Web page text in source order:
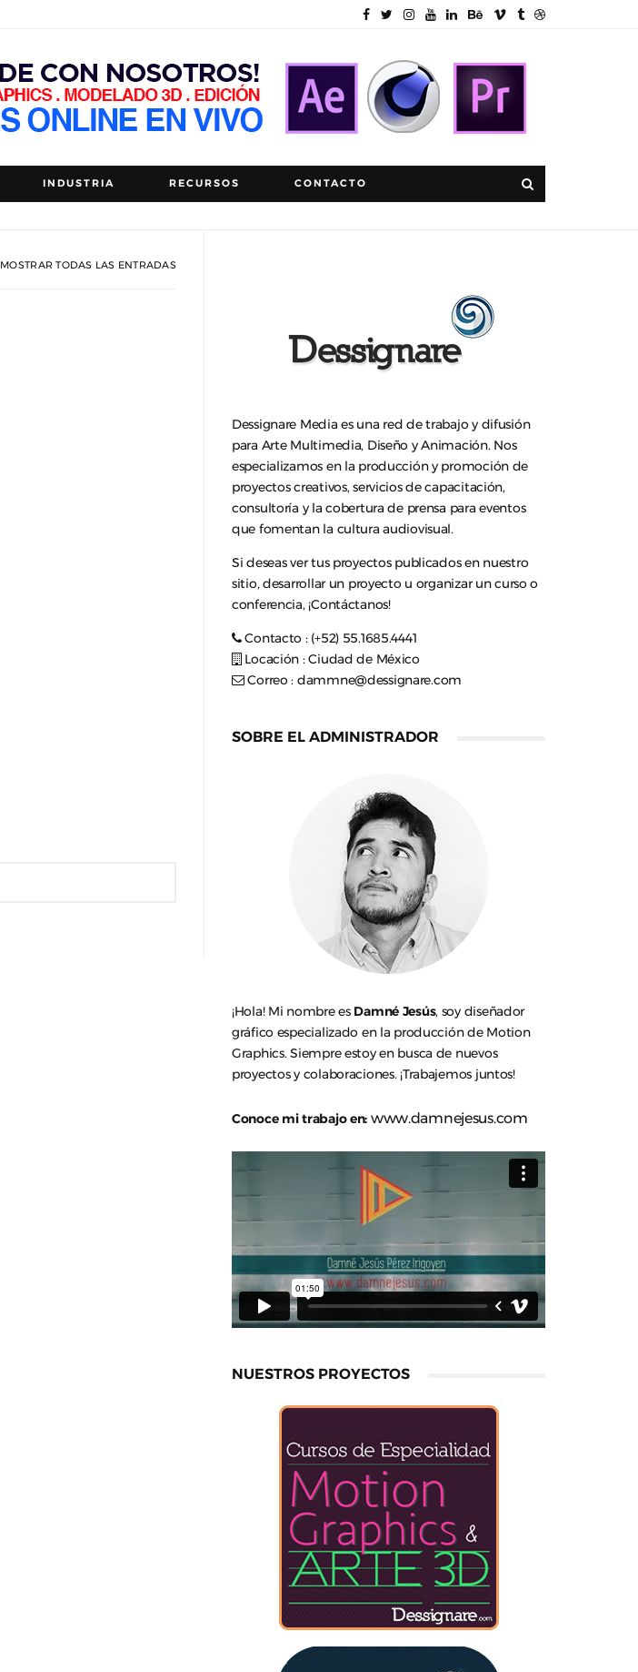
INDUSTRIA RECURSOS CONTACTO
MOSTRAR TODAS LAS ENTRADAS
Dessignare Media es una red de trabajo y difusión
para Arte Multimedia, Diseño y Animación. Nos
especializamos en la producción y promoción de
proyectos creativos, servicios de capacitación,
consultoría y la cobertura de prensa para eventos
que fomentan la cultura audiovisual.
Si deseas ver tus proyectos publicados en nuestro
sitio, desarrollar un proyecto u organizar un curso o
conferencia, ¡Contáctanos!
Contacto : (+52) 55.1685.4441
Locación : Ciudad de México
Correo : dammne@dessignare.com
SOBRE EL ADMINISTRADOR
¡Hola! Mi nombre es Damné Jesús, soy diseñador
gráfico especializado en la producción de Motion
Graphics. Siempre estoy en busca de nuevos
proyectos y colaboraciones. ¡Trabajemos juntos!
Conoce mi trabajo en: www.damnejesus.com
NUESTROS PROYECTOS